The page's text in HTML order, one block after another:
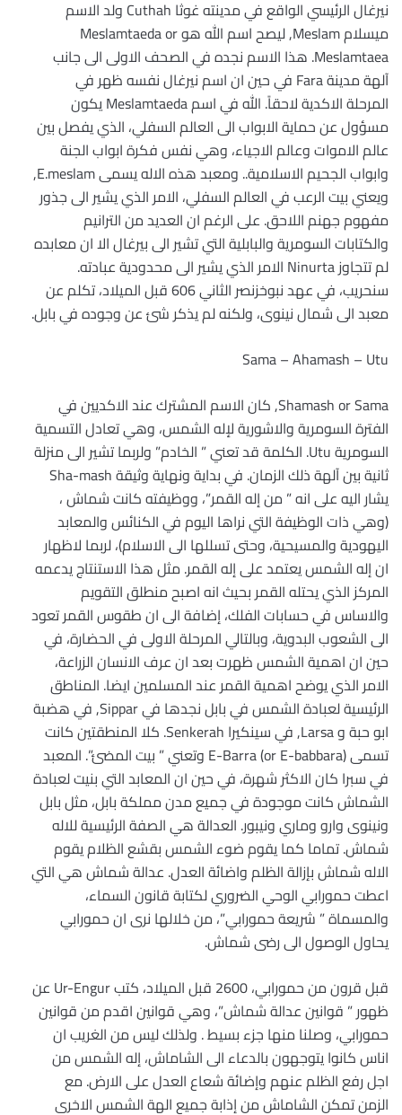
نيرغال الرئيسي الواقع في مدينته غوثا Cuthah ولد الاسم
ميسلام Meslam, ليصح اسم الله هو Meslamtaeda or
Meslamtaea. هذا الاسم نجده في الصحف الاولى الى جانب
آلهة مدينة Fara في حين ان اسم نيرغال نفسه ظهر في
المرحلة الاكدية لاحقاً. الله في اسم Meslamtaeda يكون
مسؤول عن حماية الابواب الى العالم السفلي، الذي يفصل بين
عالم الاموات وعالم الاجياء، وهي نفس فكرة ابواب الجنة
وابواب الجحيم الاسلامية.. ومعبد هذه الاله يسمى E.meslam,
ويعني بيت الرعب في العالم السفلي، الامر الذي يشير الى جذور
مفهوم جهنم اللاحق. على الرغم ان العديد من الترانيم
والكتابات السومرية والبابلية التي تشير الى بيرغال الا ان معابده
لم تتجاوز Ninurta الامر الذي يشير الى محدودية عبادته.
سنحريب، في عهد نبوخزنصر الثاني 606 قبل الميلاد، تكلم عن
معبد الى شمال نينوى، ولكنه لم يذكر شئ عن وجوده في بابل.
Sama – Ahamash – Utu
Shamash or Sama, كان الاسم المشترك عند الاكديين في
الفترة السومرية والاشورية لإله الشمس، وهي تعادل التسمية
السومرية Utu. الكلمة قد تعني ” الخادم” ولربما تشير الى منزلة
ثانية بين آلهة ذلك الزمان. في بداية ونهاية وثيقة Sha-mash
يشار اليه على انه ” من إله القمر”، ووظيفته كانت شماش ،
(وهي ذات الوظيفة التي نراها اليوم في الكنائس والمعابد
اليهودية والمسيحية، وحتى تسللها الى الاسلام)، لربما لاظهار
ان إله الشمس يعتمد على إله القمر. مثل هذا الاستنتاج يدعمه
المركز الذي يحتله القمر بحيث انه اصبح منطلق التقويم
والاساس في حسابات الفلك، إضافة الى ان طقوس القمر تعود
الى الشعوب البدوية، وبالتالي المرحلة الاولى في الحضارة، في
حين ان اهمية الشمس ظهرت بعد ان عرف الانسان الزراعة،
الامر الذي يوضح اهمية القمر عند المسلمين ايضا. المناطق
الرئيسية لعبادة الشمس في بابل نجدها في Sippar, في هضبة
ابو حبة و Larsa, في سينكيرا Senkerah. كلا المنطقتين كانت
تسمى E-Barra (or E-babbara) وتعني ” بيت المضئ”. المعبد
في سبرا كان الاكثر شهرة، في حين ان المعابد التي بنيت لعبادة
الشماش كانت موجودة في جميع مدن مملكة بابل، مثل بابل
ونينوى وارو وماري ونيبور. العدالة هي الصفة الرئيسية للاله
شماش. تماما كما يقوم ضوء الشمس بقشع الظلام يقوم
الاله شماش بإزالة الظلم واضائة العدل. عدالة شماش هي التي
اعطت حمورابي الوحي الضروري لكتابة قانون السماء،
والمسماة ” شريعة حمورابي”، من خلالها نرى ان حمورابي
يحاول الوصول الى رضى شماش.
قبل قرون من حمورابي، 2600 قبل الميلاد، كتب Ur-Engur عن
ظهور ” قوانين عدالة شماش”، وهي قوانين اقدم من قوانين
حمورابي، وصلنا منها جزء بسيط . ولذلك ليس من الغريب ان
اناس كانوا يتوجهون بالدعاء الى الشاماش، إله الشمس من
اجل رفع الظلم عنهم وإضائة شعاع العدل على الارض. مع
الزمن تمكن الشاماش من إذابة جميع الهة الشمس الاخرى